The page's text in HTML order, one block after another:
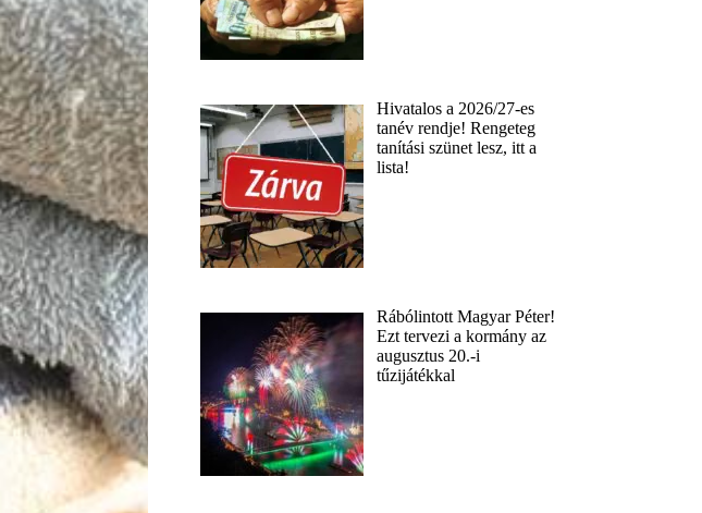
Hivatalos a 2026/27-es
tanév rendje! Rengeteg
tanítási szünet lesz, itt a
lista!
Rábólintott Magyar Péter!
Ezt tervezi a kormány az
augusztus 20.-i
tűzijátékkal